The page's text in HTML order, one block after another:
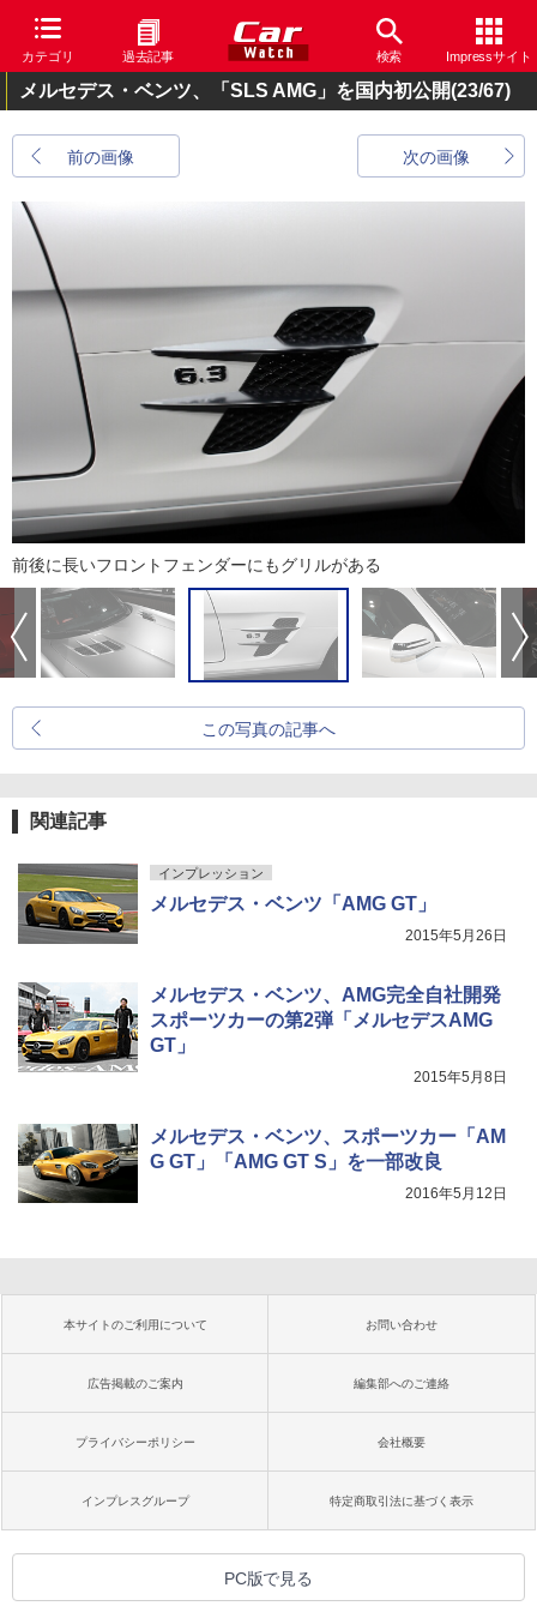
カテゴリ 過去記事 検索 Impressサイト
メルセデス・ベンツ、「SLS AMG」を国内初公開(23/67)
前の画像 次の画像
前後に長いフロントフェンダーにもグリルがある
この写真の記事へ
関連記事
インプレッション
メルセデス・ベンツ「AMG GT」
2015年5月26日
メルセデス・ベンツ、AMG完全自社開発
スポーツカーの第2弾「メルセデスAMG
GT」
2015年5月8日
メルセデス・ベンツ、スポーツカー「AM
G GT」「AMG GT S」を一部改良
2016年5月12日
本サイトのご利用について お問い合わせ
広告掲載のご案内 編集部へのご連絡
プライバシーポリシー 会社概要
インプレスグループ 特定商取引法に基づく表示
PC版で見る